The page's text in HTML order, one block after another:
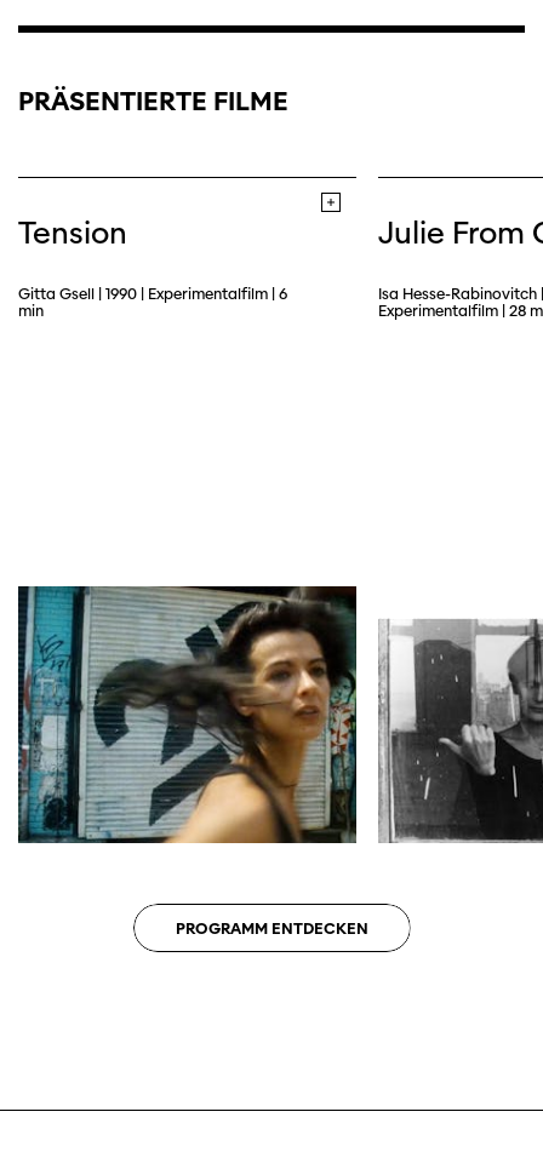
Diese Seite wird mit Internet Explorer
nicht optimal dargestellt. Bitte
verwenden Sie einen anderen Browser.
PRÄSENTIERTE FILME
PROGRAMM ENTDECKEN
Tension
Gitta Gsell | 1990 | Experimentalfilm | 6
min
Julie From
Isa Hesse-Rabinovitch |
Experimentalfilm | 28